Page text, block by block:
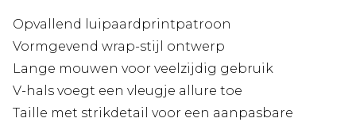
Opvallend luipaardprintpatroon
Vormgevend wrap-stijl ontwerp
Lange mouwen voor veelzijdig gebruik
V-hals voegt een vleugje allure toe
Taille met strikdetail voor een aanpasbare